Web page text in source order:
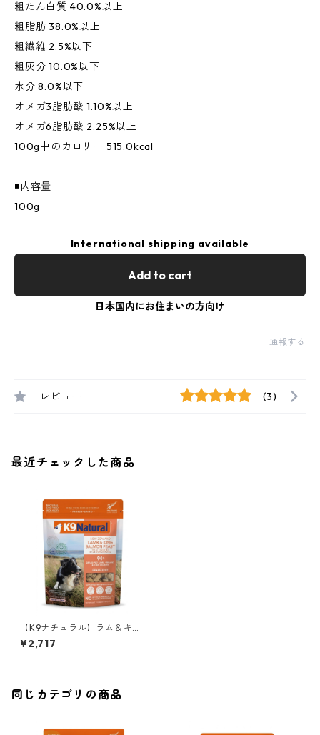
粗たん白質 40.0%以上
粗脂肪 38.0%以上
粗繊維 2.5%以下
粗灰分 10.0%以下
水分 8.0%以下
オメガ3脂肪酸 1.10%以上
オメガ6脂肪酸 2.25%以上
100g中のカロリー 515.0kcal
◾️内容量
100g
International shipping available
Add to cart
日本国内にお住まいの方向け
通報する
レビュー (3)
最近チェックした商品
【K9ナチュラル】ラム＆キン
グサーモン・フィースト 100
g
¥2,717
同じカテゴリの商品